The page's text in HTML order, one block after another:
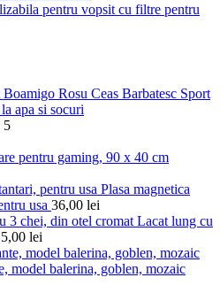
pentru vopsit cu filtre pentru
Ceas Barbatesc Sport
apa si socuri
5
pentru gaming, 90 x 40 cm
Plasa magnetica
usa 36,00 lei
Lacat lung cu
lei
model balerina, goblen, mozaic